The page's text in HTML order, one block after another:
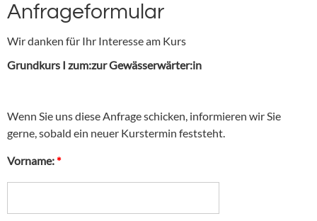
Anfrageformular
Wir danken für Ihr Interesse am Kurs
Grundkurs I zum:zur Gewässerwärter:in
Wenn Sie uns diese Anfrage schicken, informieren wir Sie
gerne, sobald ein neuer Kurstermin feststeht.
Vorname:*